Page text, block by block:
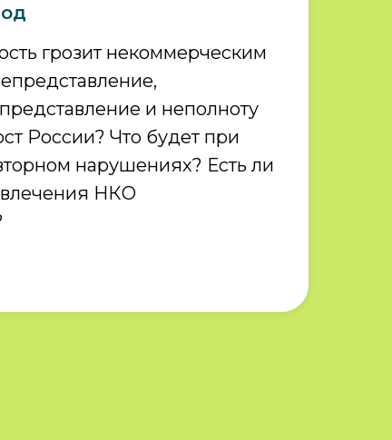
грозит некоммерческим
и неполноту
России? Что будет при
нарушениях? Есть ли
НКО